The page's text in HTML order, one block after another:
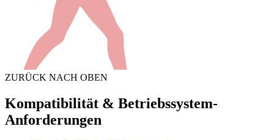
ZURÜCK NACH OBEN
Kompatibilität & Betriebssystem-
Anforderungen